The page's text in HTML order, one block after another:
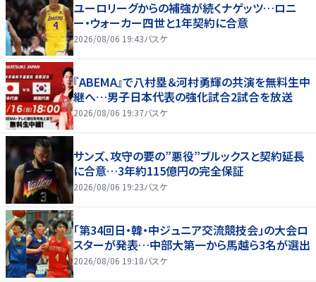
ユーロリーグからの補強が続くナゲッツ…ロニ
ー・ウォーカー四世と1年契約に合意
2026/08/06 19:43バスケ
『ABEMA』で八村塁＆河村勇輝の共演を無料生中
継へ…男子日本代表の強化試合2試合を放送
2026/08/06 19:37バスケ
サンズ、攻守の要の”悪役”ブルックスと契約延長
に合意…3年約115億円の完全保証
2026/08/06 19:23バスケ
「第34回日・韓・中ジュニア交流競技会」の大会ロ
スターが発表…中部大第一から馬越ら3名が選出
2026/08/06 19:18バスケ